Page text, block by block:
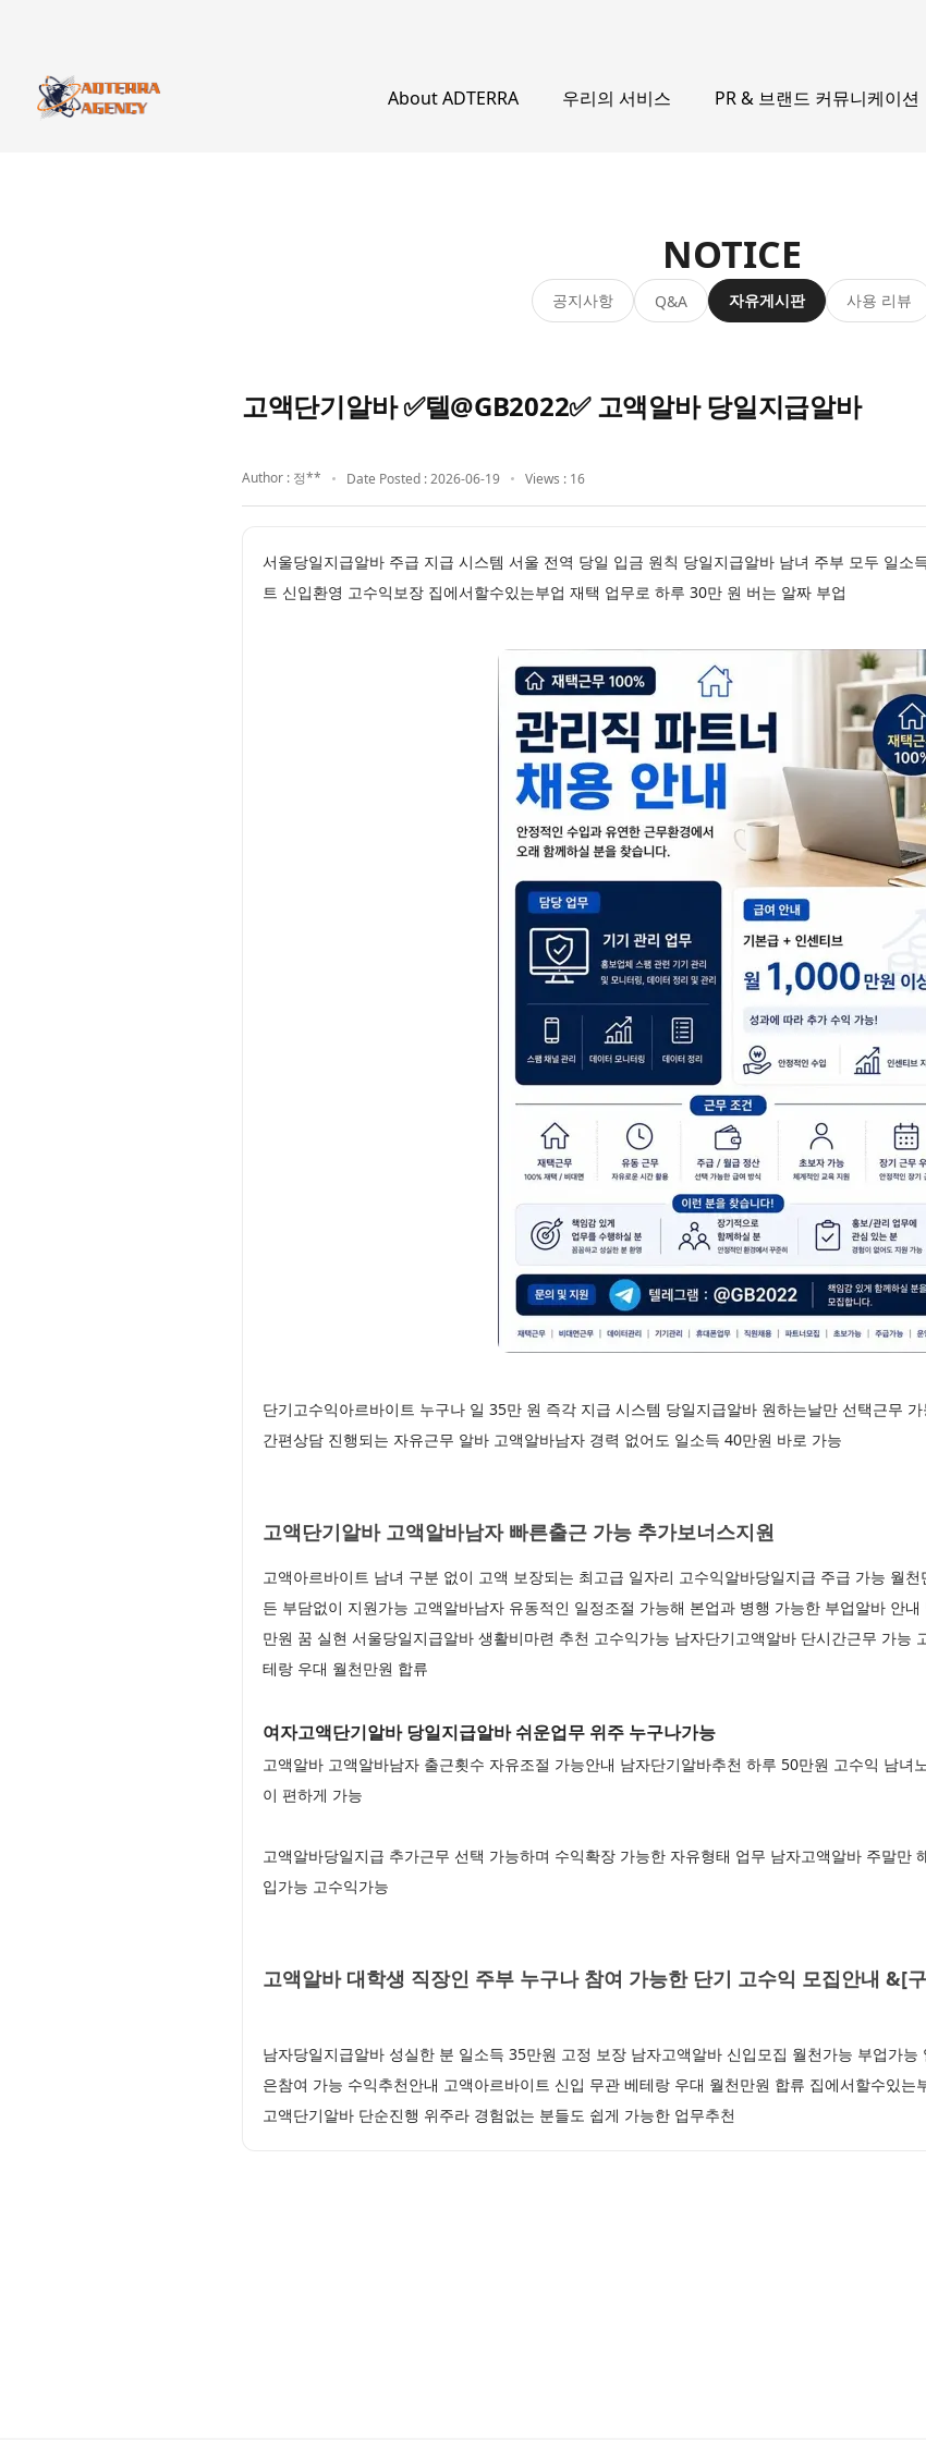
About ADTERRA 우리의 서비스 PR & 브랜드 커뮤니케이션
NOTICE
공지사항 Q&A 자유게시판 사용 리뷰
고액단기알바 ✅텔@GB2022✅ 고액알바 당일지급알바
Author : 정** Date Posted : 2026-06-19 Views : 16
서울당일지급알바 주급 지급 시스템 서울 전역 당일 입금 원칙 당일지급알바 남녀 주부 모두 일소
트 신입환영 고수익보장 집에서할수있는부업 재택 업무로 하루 30만 원 버는 알짜 부업
단기고수익아르바이트 누구나 일 35만 원 즉각 지급 시스템 당일지급알바 원하는날만 선택근무
간편상담 진행되는 자유근무 알바 고액알바남자 경력 없어도 일소득 40만원 바로 가능
고액단기알바 고액알바남자 빠른출근 가능 추가보너스지원
고액아르바이트 남녀 구분 없이 고액 보장되는 최고급 일자리 고수익알바당일지급 주급 가능 월
든 부담없이 지원가능 고액알바남자 유동적인 일정조절 가능해 본업과 병행 가능한 부업알바 안
만원 꿈 실현 서울당일지급알바 생활비마련 추천 고수익가능 남자단기고액알바 단시간근무 가능
테랑 우대 월천만원 합류
여자고액단기알바 당일지급알바 쉬운업무 위주 누구나가능
고액알바 고액알바남자 출근횟수 자유조절 가능안내 남자단기알바추천 하루 50만원 고수익 남녀
이 편하게 가능
고액알바당일지급 추가근무 선택 가능하며 수익확장 가능한 자유형태 업무 남자고액알바 주말만
입가능 고수익가능
고액알바 대학생 직장인 주부 누구나 참여 가능한 단기 고수익 모집안내 &[
남자당일지급알바 성실한 분 일소득 35만원 고정 보장 남자고액알바 신입모집 월천가능 부업가
은참여 가능 수익추천안내 고액아르바이트 신입 무관 베테랑 우대 월천만원 합류 집에서할수있
고액단기알바 단순진행 위주라 경험없는 분들도 쉽게 가능한 업무추천